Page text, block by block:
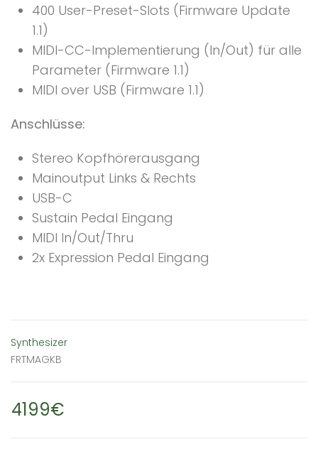
400 User-Preset-Slots (Firmware Update
1.1)
MIDI-CC-Implementierung (In/Out) für alle
Parameter (Firmware 1.1)
MIDI over USB (Firmware 1.1)
Anschlüsse:
Stereo Kopfhörerausgang
Mainoutput Links & Rechts
USB-C
Sustain Pedal Eingang
MIDI In/Out/Thru
2x Expression Pedal Eingang
Synthesizer
FRTMAGKB
4199€